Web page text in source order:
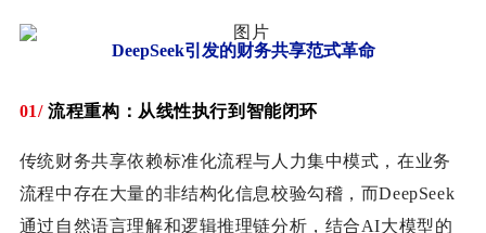
DeepSeek引发的财务共享范式革命
01/流程重构：从线性执行到智能闭环
传统财务共享依赖标准化流程与人力集中模式，在业务
流程中存在大量的非结构化信息校验勾稽，而DeepSeek
通过自然语言理解和逻辑推理链分析，结合AI大模型的